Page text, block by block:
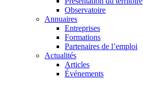
Observatoire
Annuaires
Entreprises
Formations
Partenaires de l’emploi
Actualités
Articles
Événements